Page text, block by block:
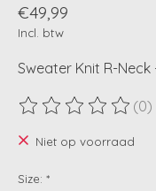
€49,99
Incl. btw
Sweater Knit R-
De beoordeling van
(0)
Niet op voorraad
Size: *